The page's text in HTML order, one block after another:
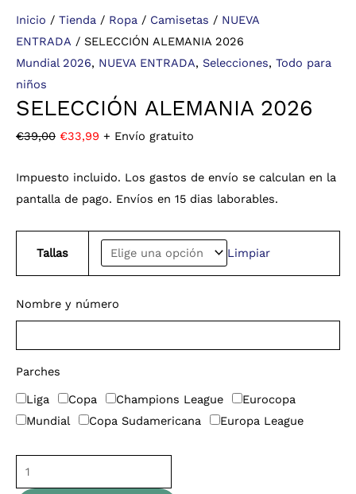
Inicio / Tienda / Ropa / Camisetas / NUEVA
ENTRADA / SELECCIÓN ALEMANIA 2026
Mundial 2026, NUEVA ENTRADA, Selecciones, Todo para
niños
SELECCIÓN ALEMANIA 2026
€39,00 €33,99 + Envío gratuito
Impuesto incluido. Los gastos de envío se calculan en la
pantalla de pago. Envíos en 15 dias laborables.
Tallas Limpiar
Nombre y número
Parches
Liga
Copa Champions League
Eurocopa
Mundial
Copa Sudamericana Europa League